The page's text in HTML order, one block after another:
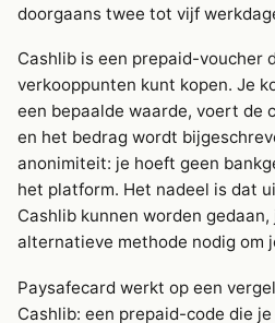
doorgaans twee tot vijf
Cashlib is een prepaid-voucher
verkooppunten kunt kopen. Je
een bepaalde waarde, voert de
en het bedrag wordt
anonimiteit: je hoeft geen
het platform. Het nadeel is dat
Cashlib kunnen worden
alternatieve methode nodig om
Paysafecard werkt op een
Cashlib: een prepaid-code die